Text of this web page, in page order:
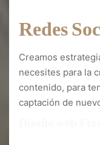
Redes
Creamos
necesites para la
contenido, para
captación de